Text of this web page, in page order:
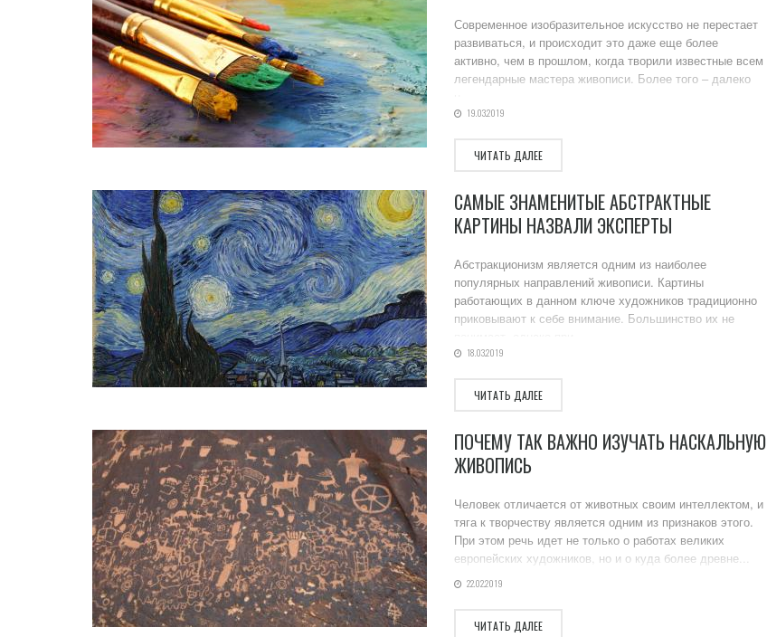
Современное изобразительное искусство не перестает
развиваться, и происходит это даже еще более
активно, чем в прошлом, когда творили известные всем
легендарные мастера живописи. Более того – далеко
19.03.2019
ЧИТАТЬ ДАЛЕЕ
САМЫЕ ЗНАМЕНИТЫЕ АБСТРАКТНЫЕ
КАРТИНЫ НАЗВАЛИ ЭКСПЕРТЫ
Абстракционизм является одним из наиболее
популярных направлений живописи. Картины
работающих в данном ключе художников традиционно
приковывают к себе внимание. Большинство их не
18.03.2019
ЧИТАТЬ ДАЛЕЕ
ПОЧЕМУ ТАК ВАЖНО ИЗУЧАТЬ НАСКАЛЬНУЮ
ЖИВОПИСЬ
Человек отличается от животных своим интеллектом, и
тяга к творчеству является одним из признаков этого.
При этом речь идет не только о работах великих
европейских художников, но и о куда более древне...
22.02.2019
ЧИТАТЬ ДАЛЕЕ